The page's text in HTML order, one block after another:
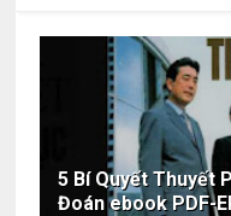
5 Bí Quyết Thuyết
Đoán ebook PDF-